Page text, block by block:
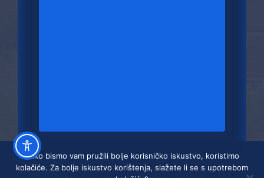
Kako bismo vam pružili bolje korisničko iskustvo, koristimo
kolačiće. Za bolje iskustvo korištenja, slažete li se s upotrebom